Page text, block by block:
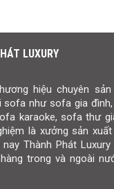
LUXURY
hiệu chuyên sản
sofa như sofa gia
karaoke, sofa thư
là xưởng sản
Thành Phát Luxury
trong và ngoài